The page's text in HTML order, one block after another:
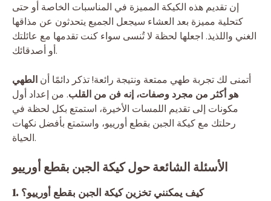
إن تقديم هذه الكيكة المميزة في المناسبات الخاصة أو حتى
كتحلية مميزة بعد العشاء سيجعل الجميع يتحدثون عن مذاقها
الغني واللذيذ. اجعلها لحظة لا تُنسى سواء كنت تقدمها مع عائلتك
أو أصدقائك.
أتمنى لك تجربة طهي ممتعة ونتيجة رائعة! تذكر دائمًا أن الطهي
هو أكثر من مجرد وصفات، إنه فن من القلب. من إعداد أول
مكونات إلى تقديم اللمسات الأخيرة، استمتع بكل لحظة في
رحلتك مع كيكة الجبن بقطع أورييو، واستمتع بأفضل نكهات
الحياة.
الأسئلة الشائعة حول كيكة الجبن بقطع أورييو
1. كيف يمكنني تخزين كيكة الجبن بقطع أورييو؟